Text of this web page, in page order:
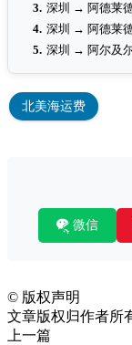
3. 深圳 → 阿德莱
4. 深圳 → 阿德莱
5. 深圳 → 阿尔及
北美海运费
微信
© 版权声明
文章版权归作者所
上一篇